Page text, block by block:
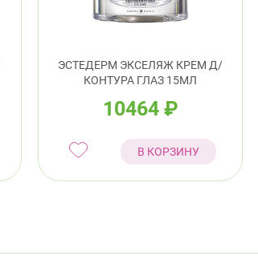
ЭСТЕДЕРМ ЭКСЕЛЯЖ КРЕМ Д/
КОНТУРА ГЛАЗ 15МЛ
10464 ₽
В КОРЗИНУ